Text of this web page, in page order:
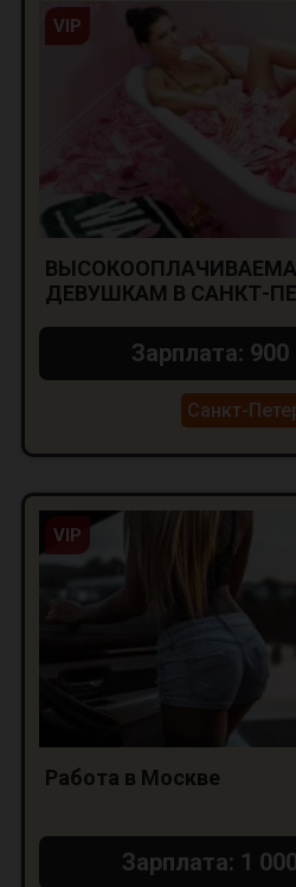
VIP
ДЕВУШКАМ В САНКТ-
Зарплата: 900
Санкт-
VIP
Работа в Москве
Зарплата: 1